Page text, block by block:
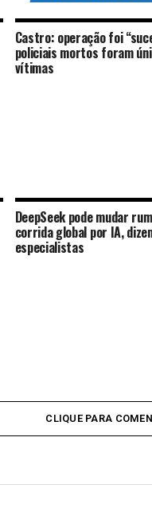
Castro: operação foi
policiais mortos foram
vítimas
DeepSeek pode mudar
corrida global por IA,
especialistas
CLIQUE PARA